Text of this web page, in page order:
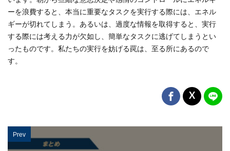
ーを浪費すると、本当に重要なタスクを実行する際には、エネル
ギーが切れてしまう。あるいは、過度な情報を取得すると、実行
する際には考える力が欠如し、簡単なタスクに逃げてしまうとい
ったものです。私たちの実行を妨げる罠は、至る所にあるので
す。
Prev